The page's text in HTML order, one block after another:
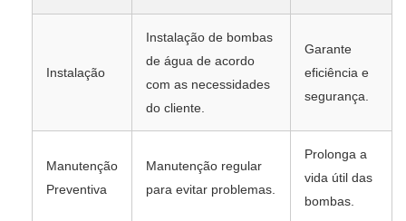
Instalação
Instalação de bombas
de água de acordo
com as necessidades
do cliente.
Garante
eficiência e
segurança.
Manutenção
Preventiva
Manutenção regular
para evitar problemas.
Prolonga a
vida útil das
bombas.